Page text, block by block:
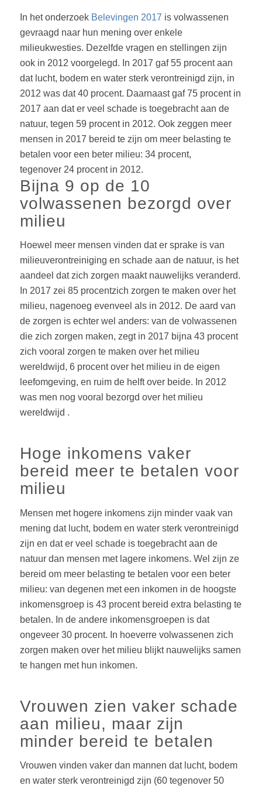
In het onderzoek Belevingen 2017 is volwassenen
gevraagd naar hun mening over enkele
milieukwesties. Dezelfde vragen en stellingen zijn
ook in 2012 voorgelegd. In 2017 gaf 55 procent aan
dat lucht, bodem en water sterk verontreinigd zijn, in
2012 was dat40 procent. Daarnaast gaf75 procentin
2017 aan dat er veel schade is toegebracht aan de
natuur, tegen 59 procentin 2012. Ook zeggen meer
mensen in 2017 bereid te zijn om meer belasting te
betalen voor een beter milieu: 34 procent,
tegenover 24 procent in 2012.
Bijna 9 op de 10
volwassenen bezorgd over
milieu
Hoewel meer mensen vinden dat er sprake is van
milieuverontreiniging en schade aan de natuur, is het
aandeel dat zich zorgen maakt nauwelijks veranderd.
In 2017 zei 85 procentzich zorgen te maken over het
milieu, nagenoeg evenveel als in 2012. De aard van
de zorgen is echter wel anders: van de volwassenen
die zich zorgen maken, zegt in 2017 bijna 43 procent
zich vooral zorgen te maken over het milieu
wereldwijd, 6 procentover het milieu in de eigen
leefomgeving, en ruim de helft over beide. In 2012
was men nog vooral bezorgd over het milieu
wereldwijd .
Hoge inkomens vaker
bereid meer te betalen voor
milieu
Mensen met hogere inkomens zijn minder vaak van
mening dat lucht, bodem en water sterk verontreinigd
zijn en dat er veel schade is toegebracht aan de
natuur dan mensen met lagere inkomens. Wel zijn ze
bereid om meer belasting te betalen voor een beter
milieu: van degenen met een inkomen in de hoogste
inkomensgroep is43 procentbereid extra belasting te
betalen. In de andere inkomensgroepen is dat
ongeveer 30 procent. In hoeverre volwassenen zich
zorgen maken over het milieu blijkt nauwelijks samen
te hangen met hun inkomen.
Vrouwen zien vaker schade
aan milieu, maar zijn
minder bereid te betalen
Vrouwen vinden vaker dan mannen dat lucht, bodem
en water sterk verontreinigd zijn (60 tegenover 50